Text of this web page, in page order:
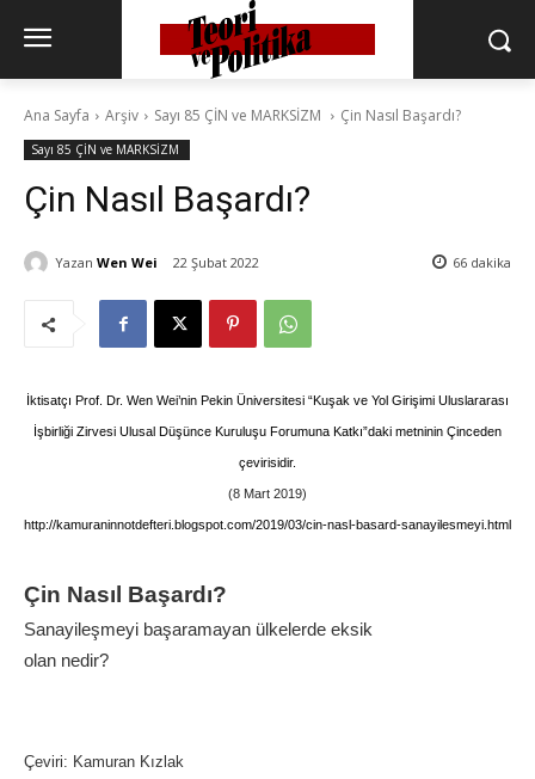
Ana Sayfa Arşiv Sayı 85 ÇİN ve MARKSİZM Çin Nasıl Başardı?
Sayı 85 ÇİN ve MARKSİZM
Çin Nasıl Başardı?
Yazan Wen Wei 22 Şubat 2022 66 dakika
İktisatçı Prof. Dr. Wen Wei’nin Pekin Üniversitesi “Kuşak ve Yol Girişimi Uluslararası
İşbirliği Zirvesi Ulusal Düşünce Kuruluşu Forumuna Katkı”daki metninin Çinceden
çevirisidir.
(8 Mart 2019)
http://kamuraninnotdefteri.blogspot.com/2019/03/cin-nasl-basard-sanayilesmeyi.html
Çin Nasıl Başardı?
Sanayileşmeyi başaramayan ülkelerde eksik
olan nedir?
Çeviri: Kamuran Kızlak